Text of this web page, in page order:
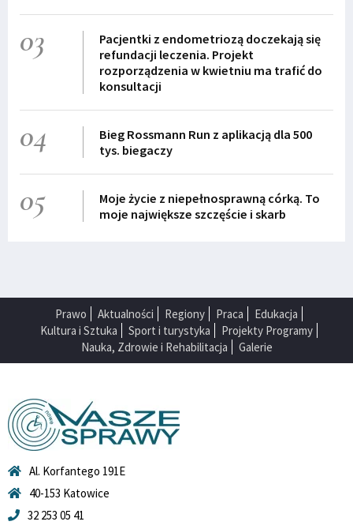
03
Pacjentki z endometriozą doczekają się
refundacji leczenia. Projekt
rozporządzenia w kwietniu ma trafić do
konsultacji
04
Bieg Rossmann Run z aplikacją dla 500
tys. biegaczy
05
Moje życie z niepełnosprawną córką. To
moje największe szczęście i skarb
Prawo Aktualności Regiony Praca
Edukacja
Kultura i Sztuka
Sport i turystyka
Projekty Programy
Nauka, Zdrowie i Rehabilitacja
Galerie
Al. Korfantego 191E
40-153 Katowice
32 253 05 41